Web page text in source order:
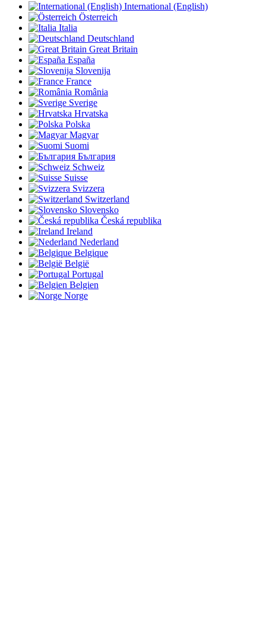
International (English)
Österreich
Italia
Deutschland
Great Britain
España
Slovenija
France
România
Sverige
Hrvatska
Polska
Magyar
Suomi
България
Schweiz
Suisse
Svizzera
Switzerland
Slovensko
Česká republika
Ireland
Nederland
Belgique
België
Portugal
Belgien
Norge